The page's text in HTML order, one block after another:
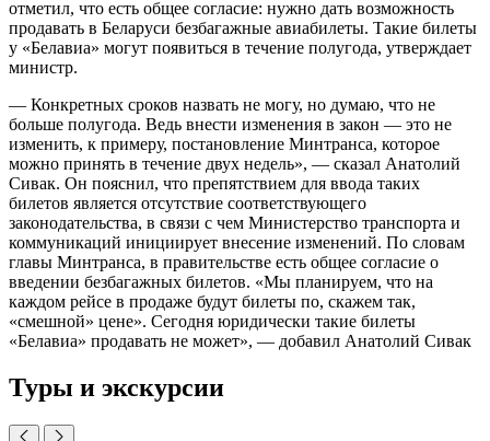
отметил, что есть общее согласие: нужно дать возможность
продавать в Беларуси безбагажные авиабилеты. Такие билеты
у «Белавиа» могут появиться в течение полугода, утверждает
министр.
— Конкретных сроков назвать не могу, но думаю, что не
больше полугода. Ведь внести изменения в закон — это не
изменить, к примеру, постановление Минтранса, которое
можно принять в течение двух недель», — сказал Анатолий
Сивак. Он пояснил, что препятствием для ввода таких
билетов является отсутствие соответствующего
законодательства, в связи с чем Министерство транспорта и
коммуникаций инициирует внесение изменений. По словам
главы Минтранса, в правительстве есть общее согласие о
введении безбагажных билетов. «Мы планируем, что на
каждом рейсе в продаже будут билеты по, скажем так,
«смешной» цене». Сегодня юридически такие билеты
«Белавиа» продавать не может», — добавил Анатолий Сивак
Туры и экскурсии